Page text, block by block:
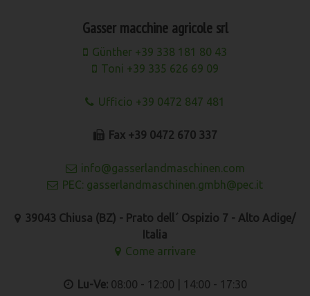
Gasser macchine agricole srl
Günther +39 338 181 80 43
Toni +39 335 626 69 09
Ufficio +39 0472 847 481
Fax +39 0472 670 337
info@gasserlandmaschinen.com
PEC: gasserlandmaschinen.gmbh@pec.it
39043 Chiusa (BZ) - Prato dell´ Ospizio 7 - Alto Adige/
Italia
Come arrivare
Lu-Ve:08:00 - 12:00 | 14:00 - 17:30